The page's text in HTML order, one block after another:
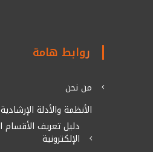
روابط هامة
من نحن
الأنظمة والأدلة الإرشادية
دليل تعريف الأقسام
الإلكترونية